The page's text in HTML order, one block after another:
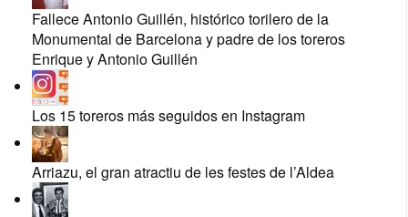
Fallece Antonio Guillén, histórico torilero de la
Monumental de Barcelona y padre de los toreros
Enrique y Antonio Guillén
Los 15 toreros más seguidos en Instagram
Arriazu, el gran atractiu de les festes de l’Aldea